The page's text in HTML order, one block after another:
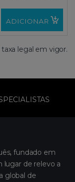
ADICIONAR
legal em vigor.
fundado em
lugar de relevo a
global de